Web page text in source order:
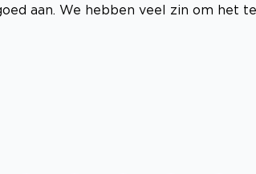
aan. We hebben veel zin om het te